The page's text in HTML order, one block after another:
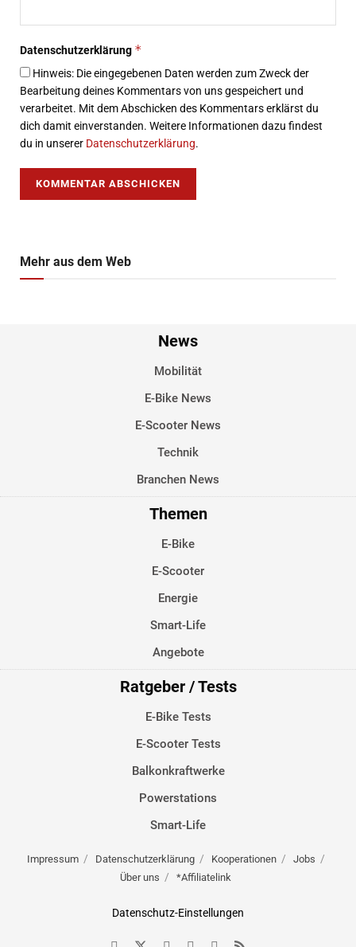
Datenschutzerklärung *
Hinweis: Die eingegebenen Daten werden zum Zweck der
Bearbeitung deines Kommentars von uns gespeichert und
verarbeitet. Mit dem Abschicken des Kommentars erklärst du
dich damit einverstanden. Weitere Informationen dazu findest
du in unserer Datenschutzerklärung.
Mehr aus dem Web
News
Mobilität
E-Bike News
E-Scooter News
Technik
Branchen News
Themen
E-Bike
E-Scooter
Energie
Smart-Life
Angebote
Ratgeber / Tests
E-Bike Tests
E-Scooter Tests
Balkonkraftwerke
Powerstations
Smart-Life
Impressum Datenschutzerklärung Kooperationen
Jobs
Über uns
*Affiliatelink
Datenschutz-Einstellungen